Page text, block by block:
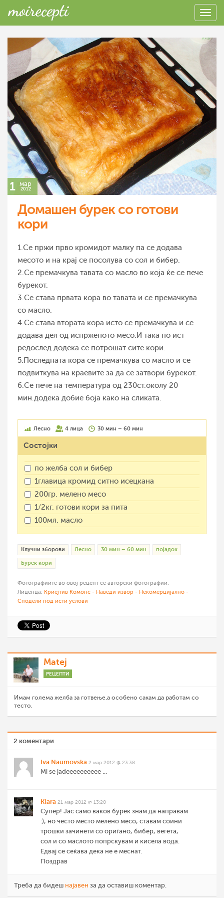
1 мар
2012
Домашен бурек со готови
кори
1.Се пржи прво кромидот малку па се додава
месото и на крај се посолува со сол и бибер.
2.Се премачкува тавата со масло во која ќе се пече
бурекот.
3.Се става првата кора во тавата и се премачкува
со масло.
4.Се става втората кора исто се премачкува и се
додава дел од испрженото месо.И така по ист
редослед додека се потрошат сите кори.
5.Последната кора се премачкува со масло и се
подвиткува на краевите за да се затвори бурекот.
6.Се пече на температура од 230ст.околу 20
мин.додека добие боја како на сликата.
Лесно 4 лица 30 мин – 60 мин
Состојки
по желба сол и бибер
1главица кромид ситно исецкана
200гр. мелено месо
1/2кг. готови кори за пита
100мл. масло
Клучни зборови Лесно 30 мин – 60 мин појадок
Бурек кори
Фотографиите во овој рецепт се авторски фотографии.
Лиценца: Криејтив Комонс - Наведи извор - Некомерцијално -
Сподели под исти услови
Matej
РЕЦЕПТИ
Имам голема желба за готвење,а особено сакам да работам со
тесто.
2 коментари
Iva Naumovska 2 мар 2012 @ 23:38
Mi se jadeeeeeeeeee ...
Klara 21 мар 2012 @ 13:20
Супер! Jас само ваков бурек знам да направам
:), но често место мелено месо, ставам соини
трошки зачинети со ориѓано, бибер, вегета,
сол и со маслото попрскувам и кисела вода.
Едвај се сеќава дека не е меснат.
Поздрав
Треба да бидеш најавен за да оставиш коментар.